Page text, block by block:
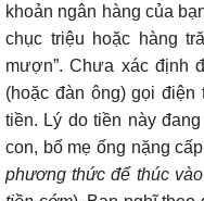
khoản ngân hàng của
chục triệu hoặc hàng
mượn”. Chưa xác định
(hoặc đàn ông) gọi
tiền. Lý do tiền này
con, bố mẹ ống nặng
phương thức để thúc